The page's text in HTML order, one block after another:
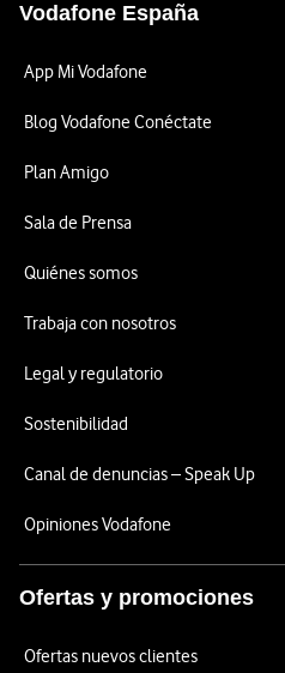
Vodafone España
App Mi Vodafone
Blog Vodafone Conéctate
Plan Amigo
Sala de Prensa
Quiénes somos
Trabaja con nosotros
Legal y regulatorio
Sostenibilidad
Canal de denuncias – Speak Up
Opiniones Vodafone
Ofertas y promociones
Ofertas nuevos clientes